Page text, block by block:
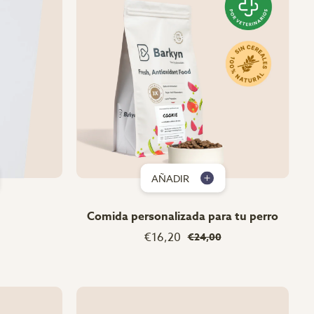
AÑADIR
Comida personalizada para tu perro
€16,20 €24,00